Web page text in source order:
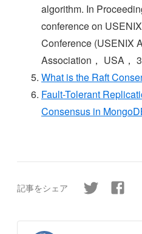
algorithm. In
conference on
Conference (USENIX
Association， USA，
What is the Raft
Fault-Tolerant
Consensus in
記事をシェア